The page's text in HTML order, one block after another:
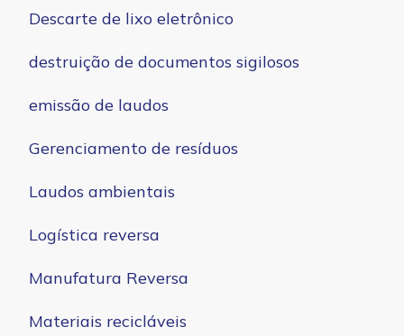
Descarte de lixo eletrônico
destruição de documentos sigilosos
emissão de laudos
Gerenciamento de resíduos
Laudos ambientais
Logística reversa
Manufatura Reversa
Materiais recicláveis